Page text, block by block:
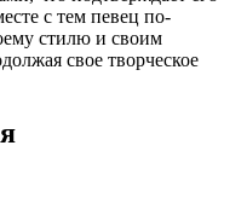
с тем певец по-
стилю и своим
свое творческое